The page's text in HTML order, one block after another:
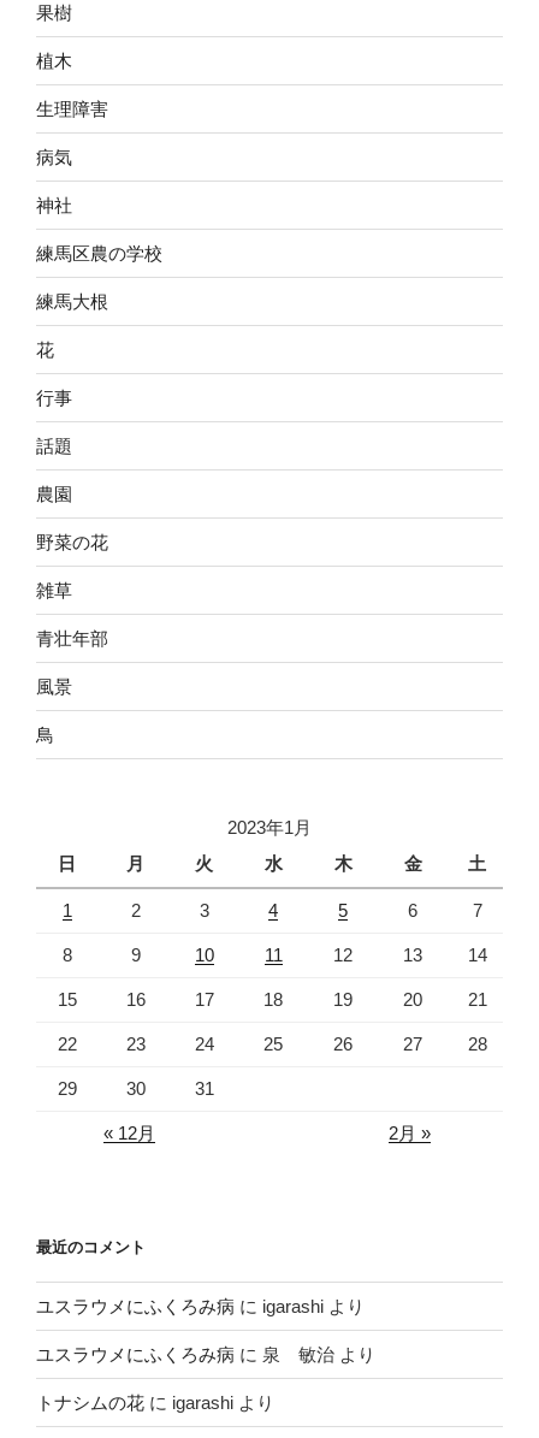
果樹
植木
生理障害
病気
神社
練馬区農の学校
練馬大根
花
行事
話題
農園
野菜の花
雑草
青壮年部
風景
鳥
2023年1月
日
月 火 水 木 金 土
1 2 3 4 5 6 7
8 9 10 11 12 13 14
15 16 17 18 19 20 21
22 23 24 25 26 27 28
29 30 31
« 12月 2月 »
最近のコメント
ユスラウメにふくろみ病 に igarashi より
ユスラウメにふくろみ病 に 泉 敏治 より
トナシムの花 に igarashi より